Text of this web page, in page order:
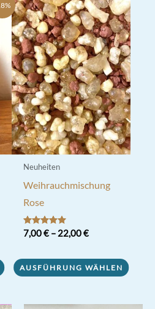
Neuheiten
Weihrauchmischung
Rose
Bewertet mit
5.00
7,00€– 22,00€
AUSFÜHRUNG WÄHLEN
Produkt
mehrere